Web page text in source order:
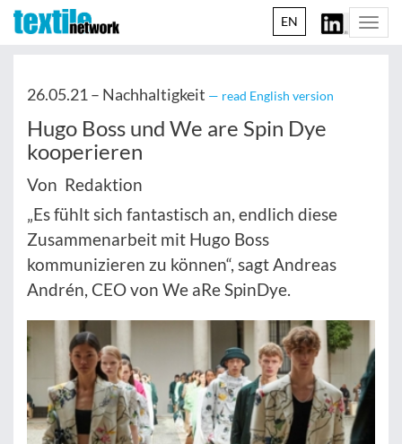
EN
26.05.21 – Nachhaltigkeit — read English version
Hugo Boss und We are Spin Dye
kooperieren
Von Redaktion
„Es fühlt sich fantastisch an, endlich diese
Zusammenarbeit mit Hugo Boss
kommunizieren zu können“, sagt Andreas
Andrén, CEO von We aRe SpinDye.